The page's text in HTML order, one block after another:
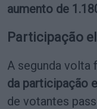
aumento de
Participação
A segunda volta
da participação
de votantes